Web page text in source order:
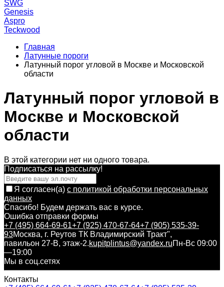
SWG
Genesis
Aspro
Teckwood
Главная
Латунные пороги
Латунный порог угловой в Москве и Московской
области
Латунный порог угловой в
Москве и Московской
области
В этой категории нет ни одного товара.
Подписаться на рассылкy!
Я согласен(a) с политикой обработки персональных
данных
Спасибо! Будем держать вас в курсе.
Ошибка отправки формы
+7 (495) 664-69-61+7 (925) 470-67-64+7 (905) 535-39-
93Москва, г. Реутов ТК Владимирский Тракт",
павильон 27-В, этаж-2.kupitplintus@yandex.ruПн-Вс 09:00
—19:00
Мы в соц.сетях
Контакты